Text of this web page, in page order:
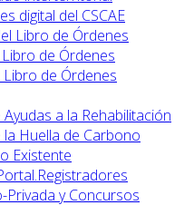
digital del CSCAE
Libro de Órdenes
Libro de Órdenes
de Órdenes
a la Rehabilitación
Huella de Carbono
Existente
y Concursos